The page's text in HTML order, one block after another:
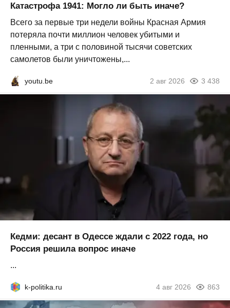
Катастрофа 1941: Могло ли быть иначе?
Всего за первые три недели войны Красная Армия
потеряла почти миллион человек убитыми и
пленными, а три с половиной тысячи советских
самолетов были уничтожены,...
youtu.be 2 авг 2026 3 438
Кедми: десант в Одессе ждали с 2022 года, но
Россия решила вопрос иначе
...
k-politika.ru 4 авг 2026 863